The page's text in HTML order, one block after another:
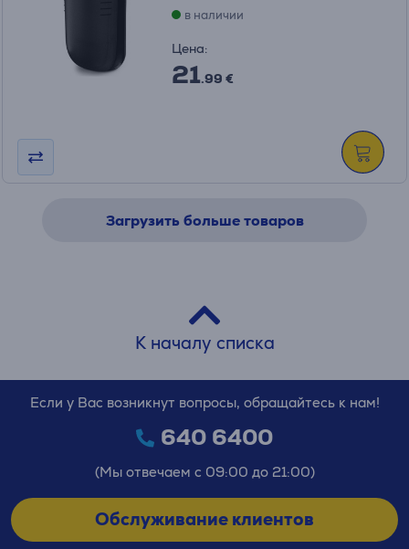
в наличии
Цена:
21.99 €
Загрузить больше товаров
К началу списка
Если у Вас возникнут вопросы, обращайтесь к нам!
640 6400
(Мы отвечаем с 09:00 до 21:00)
Обслуживание клиентов